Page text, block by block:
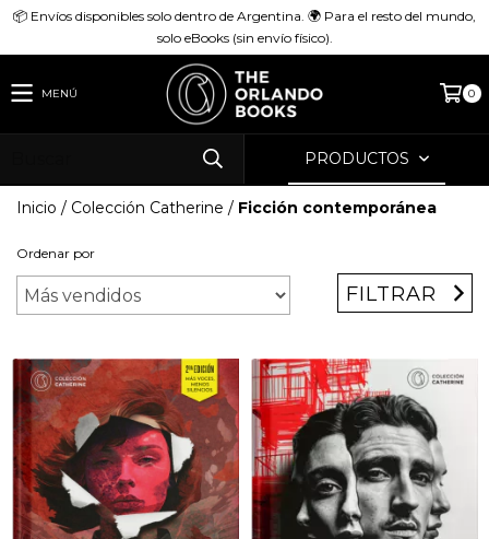
📦 Envíos disponibles solo dentro de Argentina. 🌍 Para el resto del mundo,
solo eBooks (sin envío físico).
MENÚ 0
PRODUCTOS
Inicio / Colección Catherine / Ficción contemporánea
Ordenar por
FILTRAR